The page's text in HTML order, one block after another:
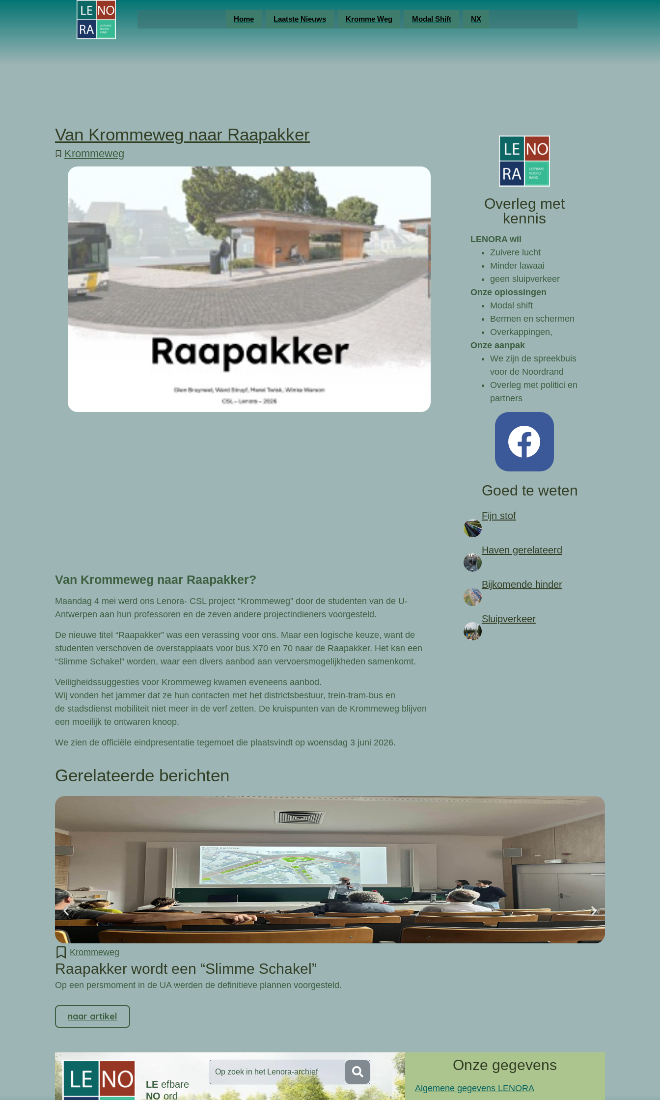
Home Laatste Nieuws Kromme Weg Modal Shift NX
Van Krommeweg naar Raapakker
Krommeweg
Van Krommeweg naar Raapakker?
Maandag 4 mei werd ons Lenora- CSL project “Krommeweg” door de studenten van de U-
Antwerpen aan hun professoren en de zeven andere projectindieners voorgesteld.
De nieuwe titel “Raapakker” was een verassing voor ons. Maar een logische keuze, want de
studenten verschoven de overstapplaats voor bus X70 en 70 naar de Raapakker. Het kan een
“Slimme Schakel” worden, waar een divers aanbod aan vervoersmogelijkheden samenkomt.
Veiligheidssuggesties voor Krommeweg kwamen eveneens aanbod.
Wij vonden het jammer dat ze hun contacten met het districtsbestuur, trein-tram-bus en
de stadsdienst mobiliteit niet meer in de verf zetten. De kruispunten van de Krommeweg blijven
een moeilijk te ontwaren knoop.
We zien de officiële eindpresentatie tegemoet die plaatsvindt op woensdag 3 juni 2026.
Overleg met
kennis
LENORA wil
Zuivere lucht
Minder lawaai
geen sluipverkeer
Onze oplossingen
Modal shift
Bermen en schermen
Overkappingen,
Onze aanpak
We zijn de spreekbuis
voor de Noordrand
Overleg met politici en
partners
Goed te weten
Fijn stof
Haven gerelateerd
Bijkomende hinder
Sluipverkeer
Gerelateerde berichten
Krommeweg
Raapakker wordt een “Slimme Schakel”
Op een persmoment in de UA werden de definitieve plannen voorgesteld.
naar artikel
LE efbare
NO ord
Onze gegevens
Algemene gegevens LENORA